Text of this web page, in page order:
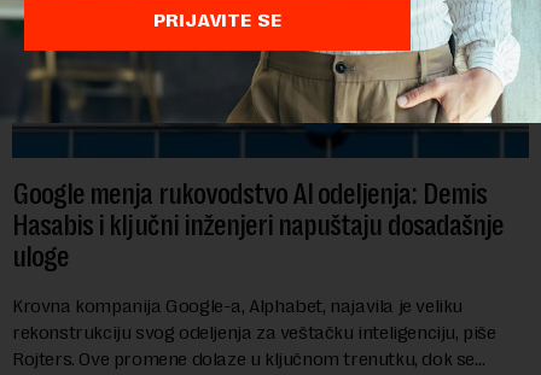
Google menja rukovodstvo AI odeljenja: Demis
Hasabis i ključni inženjeri napuštaju dosadašnje
uloge
Krovna kompanija Google-a, Alphabet, najavila je veliku
rekonstrukciju svog odeljenja za veštačku inteligenciju, piše
Rojters. Ove promene dolaze u ključnom trenutku, dok se
PRIJAVITE SE